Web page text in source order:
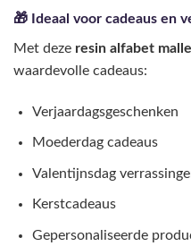
🎁 Ideaal voor cadeaus en
Met deze resin alfabet
waardevolle cadeaus:
Verjaardagsgeschenken
Moederdag cadeaus
Valentijnsdag
Kerstcadeaus
Gepersonaliseerde